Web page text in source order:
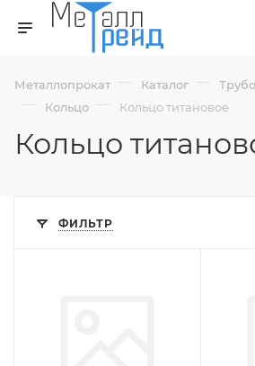
Металлопрокат — Каталог —
— Кольцо — Кольцо титановое
Кольцо
ФИЛЬТР